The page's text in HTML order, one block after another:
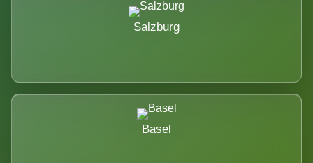
Salzburg
Basel